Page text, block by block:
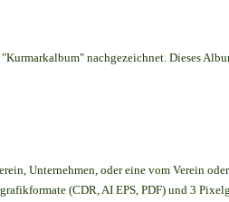
"Kurmarkalbum" nachgezeichnet. Dieses
Unternehmen, oder eine vom Verein
(CDR, AI EPS, PDF) und 3